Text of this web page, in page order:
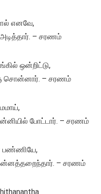
எனவே,
– சரணம்‌
ஒன்றிட்டு,
சொன்னார். – சரணம்
போட்டார். – சரணம்‌
பண்ணியே,
– சரணம்